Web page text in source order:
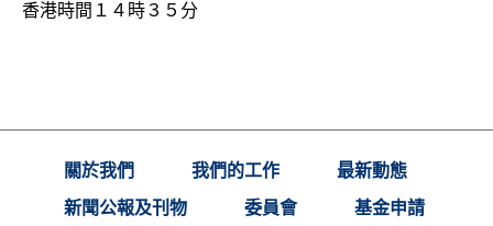
香港時間１４時３５分
關於我們 我們的工作
最新動態
新聞公報及刊物
委員會
基金申請